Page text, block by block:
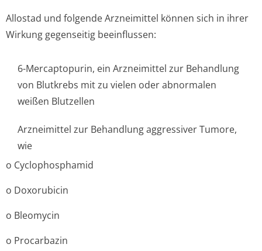
Allostad und folgende Arzneimittel können sich in ihrer
Wirkung gegenseitig beeinflussen:
6-Mercaptopurin, ein Arzneimittel zur Behandlung
von Blutkrebs mit zu vielen oder abnormalen
weißen Blutzellen
Arzneimittel zur Behandlung aggressiver Tumore,
wie
o Cyclophosphamid
o Doxorubicin
o Bleomycin
o Procarbazin